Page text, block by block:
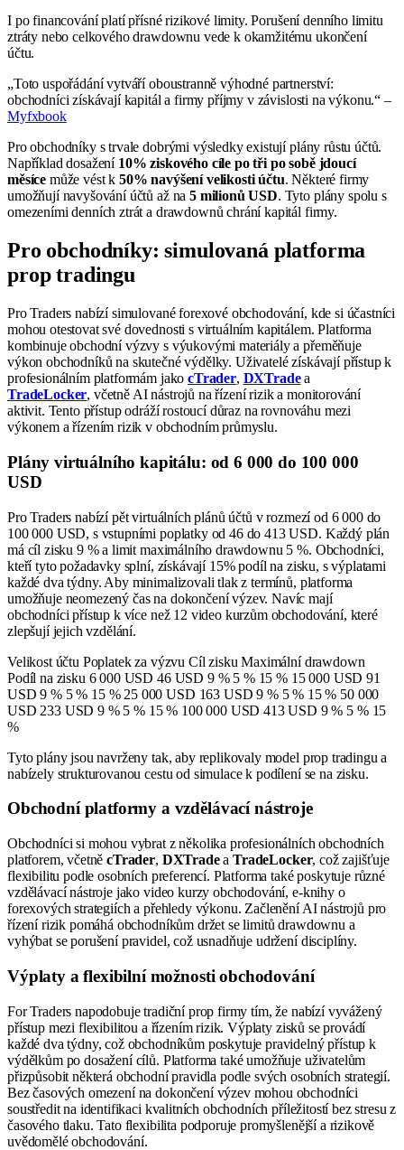
I po financování platí přísné rizikové limity. Porušení denního limitu
ztráty nebo celkového drawdownu vede k okamžitému ukončení
účtu.
„Toto uspořádání vytváří oboustranně výhodné partnerství:
obchodníci získávají kapitál a firmy příjmy v závislosti na výkonu.“ –
Myfxbook
Pro obchodníky s trvale dobrými výsledky existují plány růstu účtů.
Například dosažení 10% ziskového cíle po tři po sobě jdoucí
měsíce může vést k 50% navýšení velikosti účtu. Některé firmy
umožňují navyšování účtů až na5 milionů USD. Tyto plány spolu s
omezeními denních ztrát a drawdownů chrání kapitál firmy.
Pro obchodníky: simulovaná platforma
prop tradingu
Pro Traders nabízí simulované forexové obchodování, kde si účastníci
mohou otestovat své dovednosti s virtuálním kapitálem. Platforma
kombinuje obchodní výzvy s výukovými materiály a přeměňuje
výkon obchodníků na skutečné výdělky. Uživatelé získávají přístup k
profesionálním platformám jakocTrader, DXTradea
TradeLocker, včetně AI nástrojů na řízení rizik a monitorování
aktivit. Tento přístup odráží rostoucí důraz na rovnováhu mezi
výkonem a řízením rizik v obchodním průmyslu.
Plány virtuálního kapitálu: od 6 000 do 100 000
USD
Pro Traders nabízí pět virtuálních plánů účtů v rozmezí od 6 000 do
100 000 USD, s vstupními poplatky od 46 do 413 USD. Každý plán
má cíl zisku 9 % a limit maximálního drawdownu 5 %. Obchodníci,
kteří tyto požadavky splní, získávají 15% podíl na zisku, s výplatami
každé dva týdny. Aby minimalizovali tlak z termínů, platforma
umožňuje neomezený čas na dokončení výzev. Navíc mají
obchodníci přístup k více než 12 video kurzům obchodování, které
zlepšují jejich vzdělání.
Velikost účtu Poplatek za výzvu Cíl zisku Maximální drawdown
Podíl na zisku 6 000 USD 46 USD 9 % 5 % 15 % 15 000 USD 91
USD 9 % 5 % 15 % 25 000 USD 163 USD 9 % 5 % 15 % 50 000
USD 233 USD 9 % 5 % 15 % 100 000 USD 413 USD 9 % 5 % 15
%
Tyto plány jsou navrženy tak, aby replikovaly model prop tradingu a
nabízely strukturovanou cestu od simulace k podílení se na zisku.
Obchodní platformy a vzdělávací nástroje
Obchodníci si mohou vybrat z několika profesionálních obchodních
platforem, včetněcTrader, DXTradeaTradeLocker, což zajišťuje
flexibilitu podle osobních preferencí. Platforma také poskytuje různé
vzdělávací nástroje jako video kurzy obchodování, e-knihy o
forexových strategiích a přehledy výkonu. Začlenění AI nástrojů pro
řízení rizik pomáhá obchodníkům držet se limitů drawdownu a
vyhýbat se porušení pravidel, což usnadňuje udržení disciplíny.
Výplaty a flexibilní možnosti obchodování
For Traders napodobuje tradiční prop firmy tím, že nabízí vyvážený
přístup mezi flexibilitou a řízením rizik. Výplaty zisků se provádí
každé dva týdny, což obchodníkům poskytuje pravidelný přístup k
výdělkům po dosažení cílů. Platforma také umožňuje uživatelům
přizpůsobit některá obchodní pravidla podle svých osobních strategií.
Bez časových omezení na dokončení výzev mohou obchodníci
soustředit na identifikaci kvalitních obchodních příležitostí bez stresu z
časového tlaku. Tato flexibilita podporuje promyšlenější a rizikově
uvědomělé obchodování.